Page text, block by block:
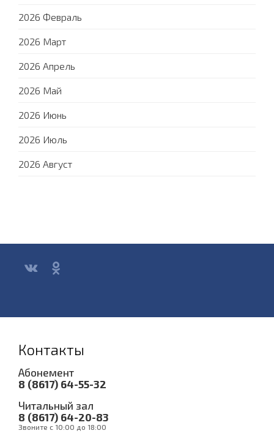
2026 Февраль
2026 Март
2026 Апрель
2026 Май
2026 Июнь
2026 Июль
2026 Август
Контакты
Абонемент
8 (8617) 64-55-32
Читальный зал
8 (8617) 64-20-83
Звоните с 10:00 до 18:00